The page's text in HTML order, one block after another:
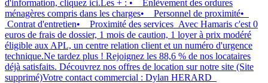
d'information, cliquez ici.Les + : • Enlèvement des ordures
ménagères compris dans les charges• Personnel de proximité•
Contrat d'entretien• Proximité des services Avec Hamaris c'est 0
euros de frais de dossier, 1 mois de caution, 1 loyer à prix modéré
éligible aux APL, un centre relation client et un numéro d'urgence
technique.Ne tardez plus ! Rejoignez les 88,6 % de nos locataires
déjà satisfaits. Découvrez nos offres de location sur notre site (Site
supprimé)Votre contact commercial : Dylan HERARD